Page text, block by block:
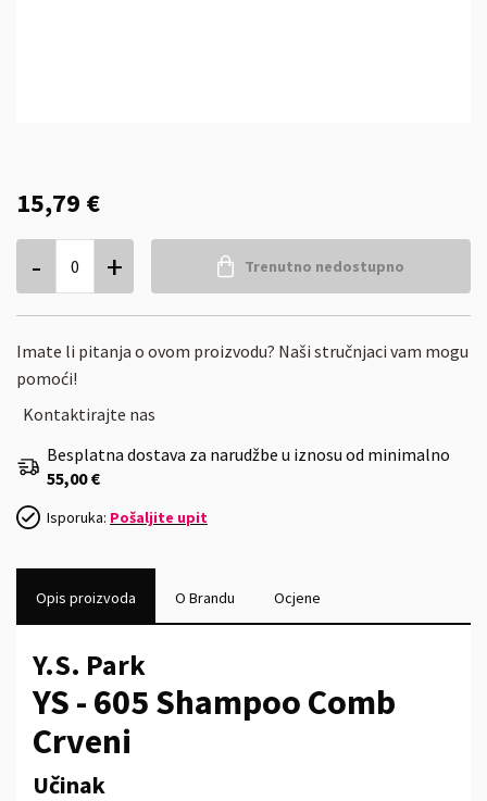
15,79 €
- 0 + Trenutno nedostupno
Imate li pitanja o ovom proizvodu? Naši stručnjaci vam mogu
pomoći!
Kontaktirajte nas
Besplatna dostava za narudžbe u iznosu od minimalno
55,00 €
Isporuka: Pošaljite upit
Opis proizvoda O Brandu Ocjene
Y.S. Park
YS - 605 Shampoo Comb
Crveni
Učinak